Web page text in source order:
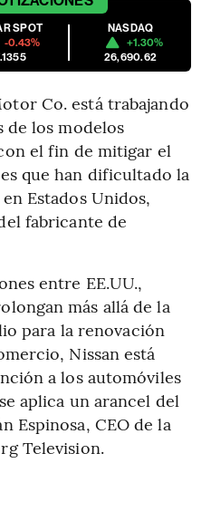
SPOT
-0.43%
NASDAQ
+1.30%
26,690.62
Co. está trabajando
los modelos
el fin de mitigar el
que han dificultado la
Estados Unidos,
fabricante de
entre EE.UU.,
más allá de la
para la renovación
Nissan está
a los automóviles
aplica un arancel del
Espinosa, CEO de la
Television.